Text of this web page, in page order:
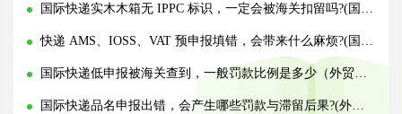
国际快递实木木箱无 IPPC 标识，一定会被海关扣留吗?(国际快递干货知识分享)
快递 AMS、IOSS、VAT 预申报填错，会带来什么麻烦?(国际快递干货知识分享)
国际快递低申报被海关查到，一般罚款比例是多少（外贸人请注意）
国际快递品名申报出错，会产生哪些罚款与滞留后果?(外贸人请注意)